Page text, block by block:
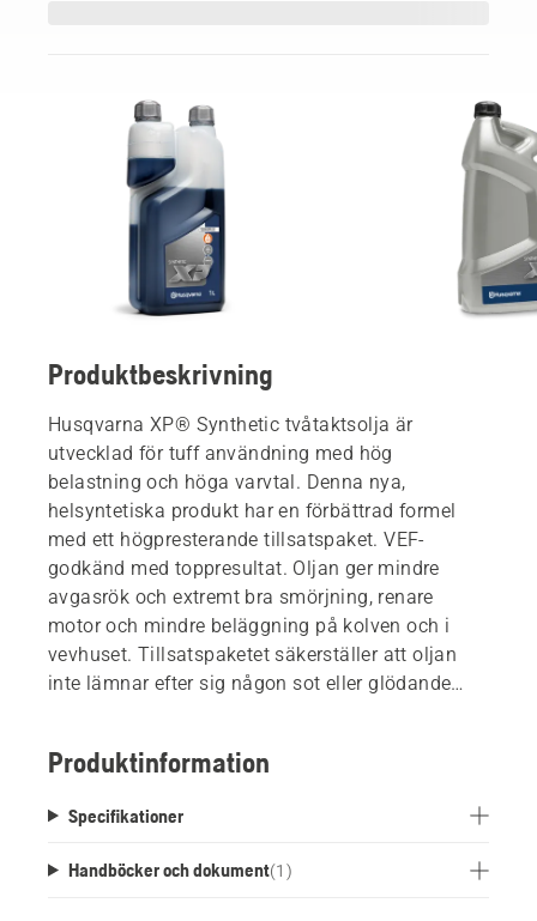
Produktbeskrivning
Husqvarna XP® Synthetic tvåtaktsolja är
utvecklad för tuff användning med hög
belastning och höga varvtal. Denna nya,
helsyntetiska produkt har en förbättrad formel
med ett högpresterande tillsatspaket. VEF-
godkänd med toppresultat. Oljan ger mindre
avgasrök och extremt bra smörjning, renare
motor och mindre beläggning på kolven och i
vevhuset. Tillsatspaketet säkerställer att oljan
inte lämnar efter sig någon sot eller glödande
Produktinformation
Specifikationer
Handböcker och dokument(1 )